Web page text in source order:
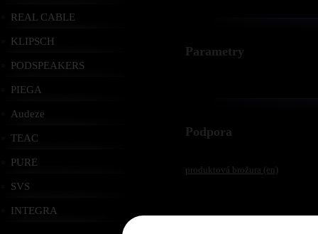
REAL CABLE
KLIPSCH
PODSPEAKERS
PIEGA
Audeze
TEAC
PURE
SVS
INTEGRA
Parametry
Podpora
produktová brožura (en)